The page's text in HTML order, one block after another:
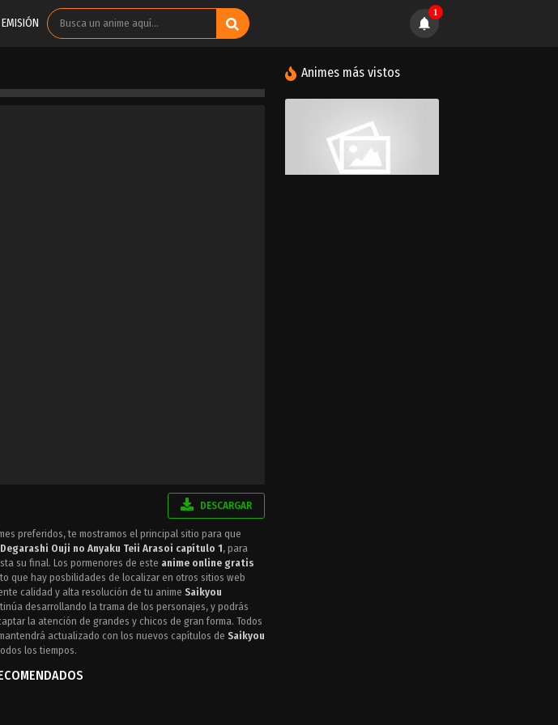
1
DESCARGAR
preferidos, te mostramos el principal sitio para que
Ouji no Anyaku Teii Arasoi capítulo 1, para
su final. Los pormenores de este anime online gratis
que hay posbilidades de localizar en otros sitios web
calidad y alta resolución de tu anime Saikyou
desarrollando la trama de los personajes, y podrás
la atención de grandes y chicos de gran forma. Todos
actualizado con los nuevos capítulos de Saikyou
los tiempos.
Animes más vistos